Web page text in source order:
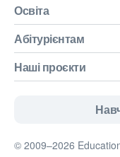
Освіта
Абітурієнтам
Наші проєкти
© 2009–2026